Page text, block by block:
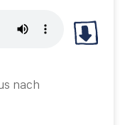
nach